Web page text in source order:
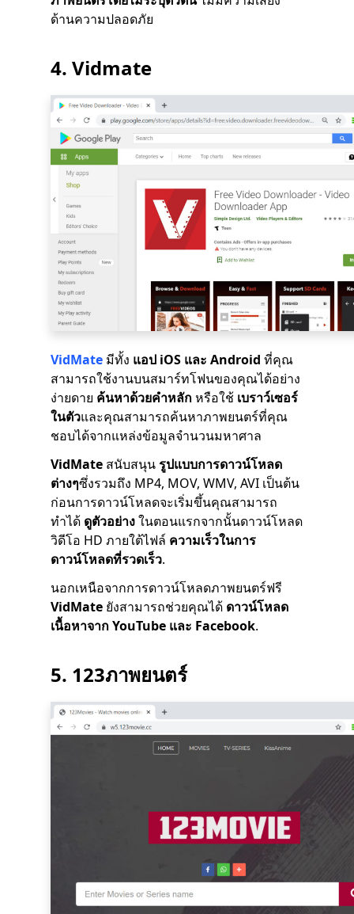
ด้านความปลอดภัย
4. Vidmate
VidMate มีทั้ง แอป iOS และ Android ที่คุณ
สามารถใช้งานบนสมาร์ทโฟนของคุณได้อย่าง
ง่ายดาย ค้นหาด้วยคำหลักหรือใช้ เบราว์เซอร์
ในตัวและคุณสามารถค้นหาภาพยนตร์ที่คุณ
ชอบได้จากแหล่งข้อมูลจำนวนมหาศาล
VidMate สนับสนุนรูปแบบการดาวน์โหลด
ต่างๆซึ่งรวมถึง MP4, MOV, WMV, AVI เป็นต้น
ก่อนการดาวน์โหลดจะเริ่มขึ้นคุณสามารถ
ทำได้ ดูตัวอย่างในตอนแรกจากนั้นดาวน์โหลด
วิดีโอ HD ภายใต้ไฟล์ ความเร็วในการ
ดาวน์โหลดที่รวดเร็ว.
นอกเหนือจากการดาวน์โหลดภาพยนตร์ฟรี
VidMate ยังสามารถช่วยคุณได้ ดาวน์โหลด
เนื้อหาจาก YouTube และ Facebook.
5. 123ภาพยนตร์